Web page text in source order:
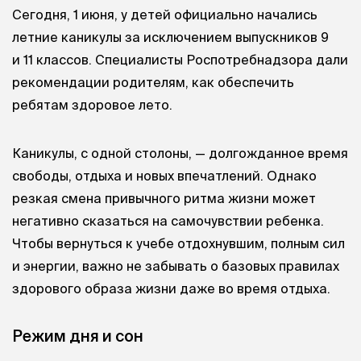
Сегодня, 1 июня, у детей официально начались
летние каникулы за исключением выпускников 9
и 11 классов. Специалисты Роспотребнадзора дали
рекомендации родителям, как обеспечить
ребятам здоровое лето.
Каникулы, с одной столоны, — долгожданное время
свободы, отдыха и новых впечатлений. Однако
резкая смена привычного ритма жизни может
негативно сказаться на самочувствии ребенка.
Чтобы вернуться к учебе отдохнувшим, полным сил
и энергии, важно не забывать о базовых правилах
здорового образа жизни даже во время отдыха.
Режим дня и сон